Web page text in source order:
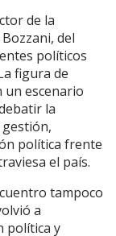
de la
del
políticos
figura de
un escenario
la
política frente
el país.
tampoco
a
política y